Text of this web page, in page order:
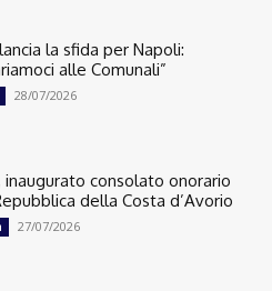
la sfida per Napoli:
alle Comunali”
28/07/2026
inaugurato consolato onorario
della Costa d’Avorio
27/07/2026